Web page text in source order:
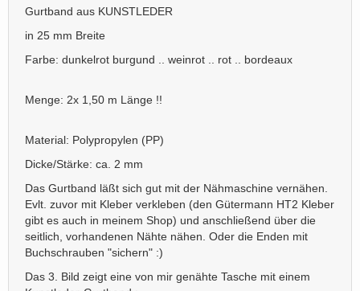
Gurtband aus KUNSTLEDER
in 25 mm Breite
Farbe: dunkelrot burgund .. weinrot .. rot .. bordeaux
Menge: 2x 1,50 m Länge !!
Material: Polypropylen (PP)
Dicke/Stärke: ca. 2 mm
Das Gurtband läßt sich gut mit der Nähmaschine vernähen.
Evlt. zuvor mit Kleber verkleben (den Gütermann HT2 Kleber
gibt es auch in meinem Shop) und anschließend über die
seitlich, vorhandenen Nähte nähen. Oder die Enden mit
Buchschrauben "sichern" :)
Das 3. Bild zeigt eine von mir genähte Tasche mit einem